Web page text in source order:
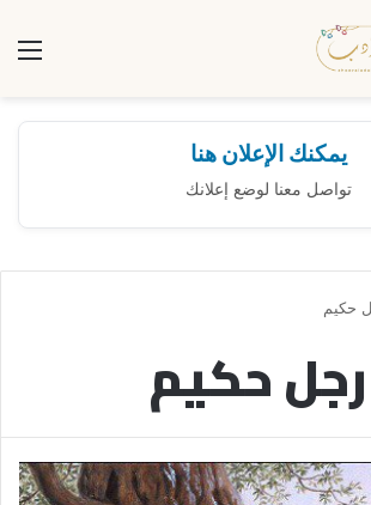
يمكنك الإعلان هنا
تواصل معنا لوضع إعلانك
حكيم
حكيم